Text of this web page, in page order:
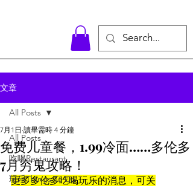
文章
All Posts
吃喝Restaurant
玩乐Things To Do
All Posts
免费儿童餐，1.99冷面……多伦多
7月穷鬼攻略！
7月1日 讀畢需時 4 分鐘
更多多伦多吃喝玩乐的消息，可关